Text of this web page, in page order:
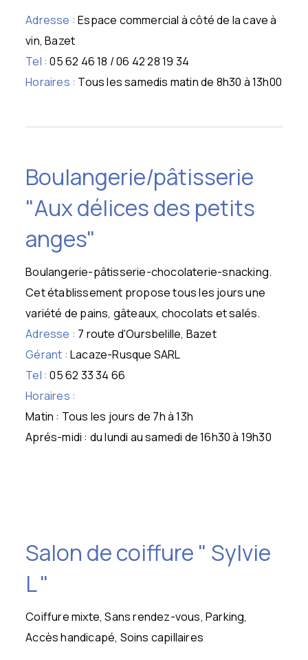
Adresse : Espace commercial à côté de la cave à
vin, Bazet
Tel : 05 62 46 18 / 06 42 28 19 34
Horaires : Tous les samedis matin de 8h30 à 13h00
Boulangerie/pâtisserie
"Aux délices des petits
anges"
Boulangerie-pâtisserie-chocolaterie-snacking.
Cet établissement propose tous les jours une
variété de pains, gâteaux, chocolats et salés.
Adresse : 7 route d'Oursbelille, Bazet
Gérant : Lacaze-Rusque SARL
Tel : 05 62 33 34 66
Horaires :
Matin : Tous les jours de 7h à 13h
Aprés-midi : du lundi au samedi de 16h30 à 19h30
Salon de coiffure " Sylvie
L "
Coiffure mixte, Sans rendez-vous, Parking,
Accès handicapé, Soins capillaires